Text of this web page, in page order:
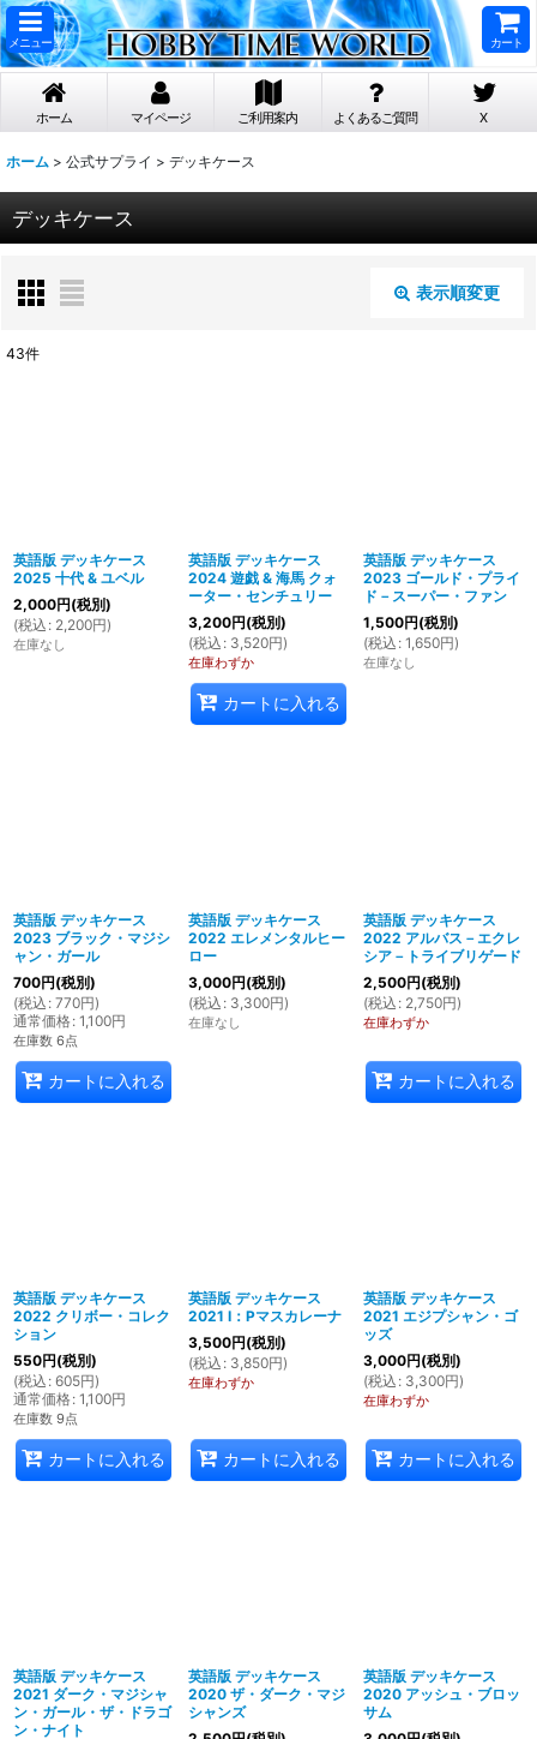
メニュー カート
ホーム マイページ ご利用案内 よくあるご質問 X
ホーム > 公式サプライ > デッキケース
デッキケース
表示順変更
絞り込む
43件
英語版 デッキケース
2025 十代 & ユベル
2,000円(税別)
(税込 : 2,200円)
在庫なし
英語版 デッキケース
2024 遊戯 & 海馬 クォ
ーター・センチュリー
3,200円(税別)
(税込 : 3,520円)
在庫わずか
カートに入れる
英語版 デッキケース
2023 ゴールド・プライ
ド－スーパー・ファン
1,500円(税別)
(税込 : 1,650円)
在庫なし
英語版 デッキケース
2023 ブラック・マジシ
ャン・ガール
700円(税別)
(税込 : 770円)
通常価格: 1,100円
在庫数 6点
カートに入れる
英語版 デッキケース
2022 エレメンタルヒー
ロー
3,000円(税別)
(税込 : 3,300円)
在庫なし
英語版 デッキケース
2022 アルバス－エクレ
シア－トライブリゲード
2,500円(税別)
(税込 : 2,750円)
在庫わずか
カートに入れる
英語版 デッキケース
2022 クリボー・コレク
ション
550円(税別)
(税込 : 605円)
通常価格: 1,100円
在庫数 9点
カートに入れる
英語版 デッキケース
2021 I：Pマスカレーナ
3,500円(税別)
(税込 : 3,850円)
在庫わずか
カートに入れる
英語版 デッキケース
2021 エジプシャン・ゴ
ッズ
3,000円(税別)
(税込 : 3,300円)
在庫わずか
カートに入れる
英語版 デッキケース
2021 ダーク・マジシャ
ン・ガール・ザ・ドラゴ
ン・ナイト
英語版 デッキケース
2020 ザ・ダーク・マジ
シャンズ
英語版 デッキケース
2020 アッシュ・ブロッ
サム